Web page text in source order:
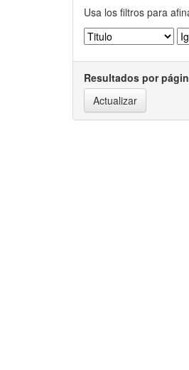
Usa los filtros para
Resultados por